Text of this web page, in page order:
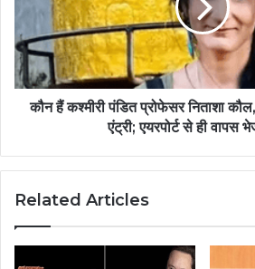
कौन हैं कश्मीरी पंडित प्रोफेसर निताशा
एंट्री; एयरपोर्ट से ही वापस
Related Articles